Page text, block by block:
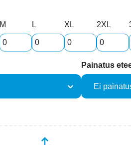
M L XL 2XL
Painatus